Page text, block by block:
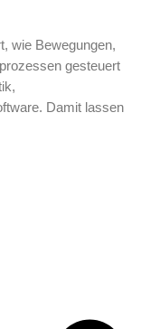
wie Bewegungen,
gesteuert
Damit lassen